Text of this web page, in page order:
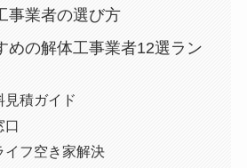
事業者の選び方
めの解体工事業者12選ラン
見積ガイド
口
イフ空き家解決